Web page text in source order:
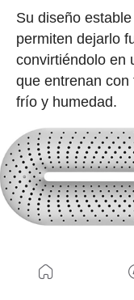
Su diseño
permiten dejarlo
convirtiéndolo en
que entrenan
frío y humedad.